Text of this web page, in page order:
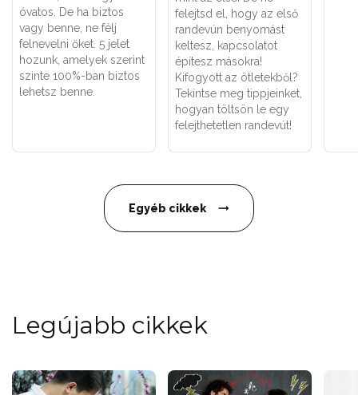
óvatos. De ha biztos
vagy benne, ne félj
felnevelni őket. 5 jelet
hozunk, amelyek szerint
szinte 100%-ban biztos
lehetsz benne.
felejtsd el, hogy az első
randevún benyomást
keltesz, kapcsolatot
építesz másokra!
Kifogyott az ötletekből?
Tekintse meg tippjeinket,
hogyan töltsön le egy
felejthetetlen randevút!
Egyéb cikkek
Legújabb cikkek